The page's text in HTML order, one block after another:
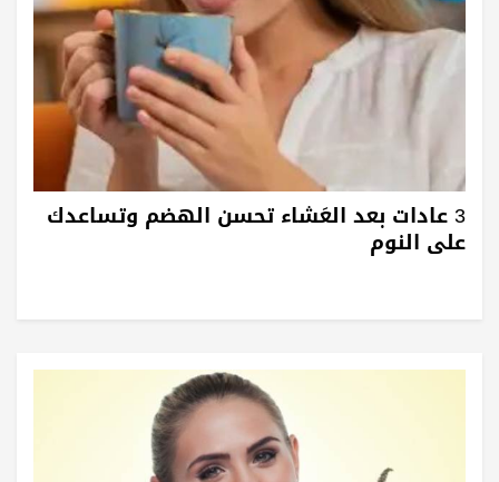
3 عادات بعد العَشاء تحسن الهضم وتساعدك
على النوم